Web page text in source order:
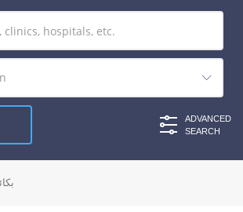
ADVANCED
SEARCH